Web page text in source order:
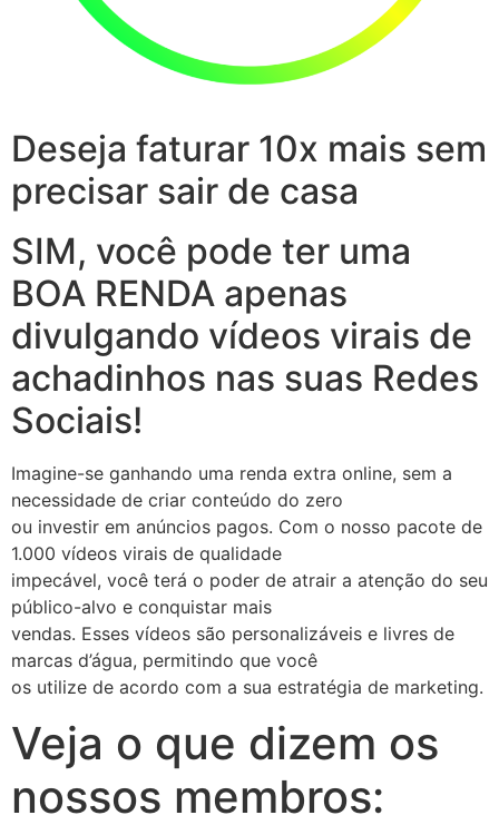
Deseja faturar 10x mais sem
precisar sair de casa
SIM, você pode ter uma
BOA RENDA apenas
divulgando vídeos virais de
achadinhos nas suas Redes
Sociais!
Imagine-se ganhando uma renda extra online, sem a
necessidade de criar conteúdo do zero
ou investir em anúncios pagos. Com o nosso pacote de
1.000 vídeos virais de qualidade
impecável, você terá o poder de atrair a atenção do seu
público-alvo e conquistar mais
vendas. Esses vídeos são personalizáveis e livres de
marcas d’água, permitindo que você
os utilize de acordo com a sua estratégia de marketing.
Veja o que dizem os
nossos membros: